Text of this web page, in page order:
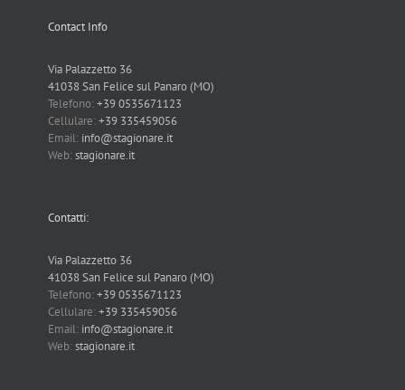
Contact Info
Via Palazzetto 36
41038 San Felice sul Panaro (MO)
Telefono:+39 0535671123
Cellulare:+39 335459056
Email: info@stagionare.it
Web:stagionare.it
Contatti:
Via Palazzetto 36
41038 San Felice sul Panaro (MO)
Telefono:+39 0535671123
Cellulare:+39 335459056
Email: info@stagionare.it
Web:stagionare.it